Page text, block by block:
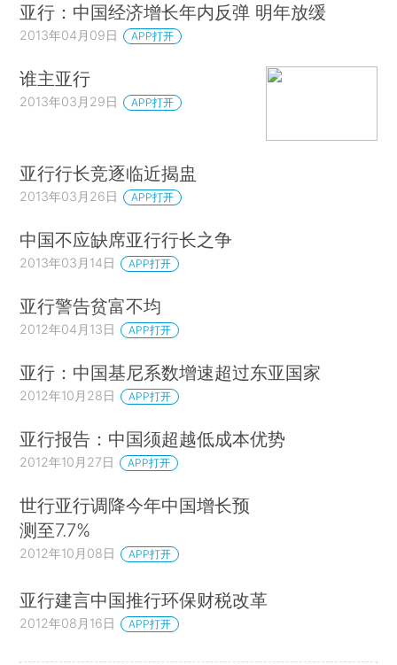
亚行：中国经济增长年内反弹 明年放缓
2013年04月09日 APP打开
谁主亚行
2013年03月29日 APP打开
亚行行长竞逐临近揭盅
2013年03月26日 APP打开
中国不应缺席亚行行长之争
2013年03月14日 APP打开
亚行警告贫富不均
2012年04月13日 APP打开
亚行：中国基尼系数增速超过东亚国家
2012年10月28日 APP打开
亚行报告：中国须超越低成本优势
2012年10月27日 APP打开
世行亚行调降今年中国增长预
测至7.7%
2012年10月08日 APP打开
亚行建言中国推行环保财税改革
2012年08月16日 APP打开